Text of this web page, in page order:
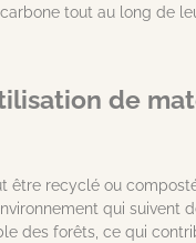
tout au long de
de
être recyclé ou
qui
des forêts, ce qui